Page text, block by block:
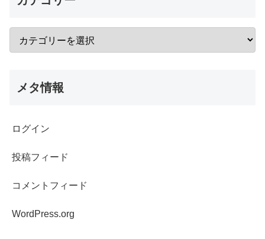
メタ情報
ログイン
投稿フィード
コメントフィード
WordPress.org